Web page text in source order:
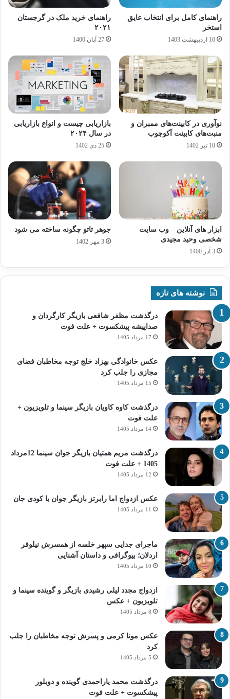
راهنمای کامل برای انتخاب عایق
استخر
10 اردیبهشت 1403
راهنمای خرید ملک در گرجستان
۲۰۲۱
27 آبان 1400
نوآوری‌ در کابینت‌های ممبران و
منبت‌های کابینت آکوچوب
10 تیر 1402
بازاریابی چیست و انواع بازاریابی
در سال ۲۰۲۴
25 دی 1402
ابزار های آنلاین – وب سایت
شخصی وحید مجیدی
3 آذر 1400
جوهر تاتو چگونه ساخته می شود
3 مهر 1402
نوشته های تازه
درگذشت مظفر شافعی بازیگر کارگردان و
صداپیشه پیشکسوت + علت فوت
17 مرداد 1405
عکس خانوادگی بهزاد خلج توجه مخاطبان فضای
مجازی را جلب کرد
15 مرداد 1405
درگذشت کاوه کاویان بازیگر سینما و تلویزیون +
علت فوت
14 مرداد 1405
درگذشت مریم همتیان بازیگر جوان سینما 12مرداد
1405 + علت فوت
12 مرداد 1405
عکس ازدواج اما رابرتز بازیگر جوان با کودی جان
11 مرداد 1405
ماجرای جدایی سپهر خلسه از همسرش نیلوفر
اردلان؛ بیوگرافی و داستان آشنایی
10 مرداد 1405
ازدواج مجدد لیلی رشیدی بازیگر و گوینده سینما و
تلویزیون + عکس
8 مرداد 1405
عکس مونا کرمی و پسرش توجه مخاطبان را جلب
کرد
5 مرداد 1405
درگذشت محمد یاراحمدی گوینده و دوبلور
پیشکسوت + علت فوت